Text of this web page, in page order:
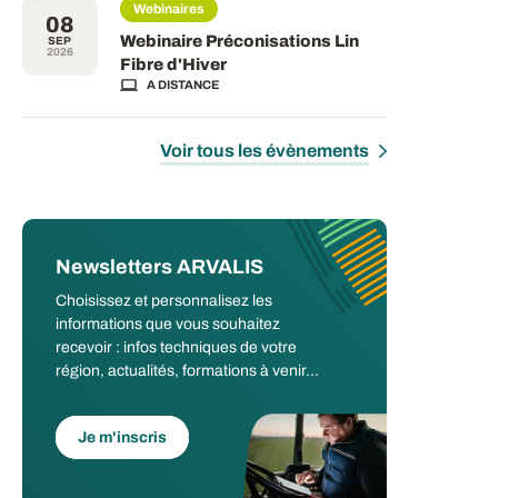
08
SEP
2026
Webinaires
Webinaire Préconisations Lin
Fibre d'Hiver
A DISTANCE
Voir tous les évènements
Newsletters ARVALIS
Choisissez et personnalisez les
informations que vous souhaitez
recevoir : infos techniques de votre
région, actualités, formations à venir...
Je m'inscris